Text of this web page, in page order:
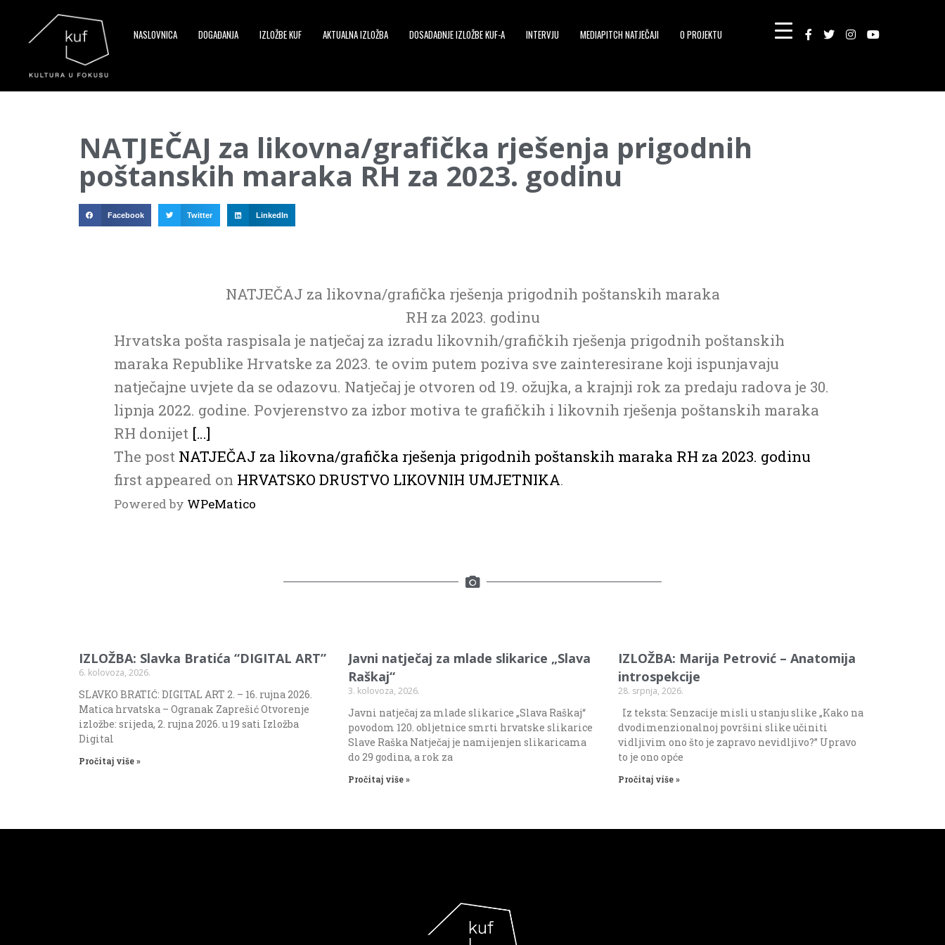
NASLOVNICA DOGAĐANJA IZLOŽBE KUF AKTUALNA IZLOŽBA DOSADAĐNJE IZLOŽBE KUF-A INTERVJU MEDIAPITCH NATJEČAJI O PROJEKTU
NATJEČAJ za likovna/grafička rješenja prigodnih
poštanskih maraka RH za 2023. godinu
Facebook Twitter LinkedIn
NATJEČAJ za likovna/grafička rješenja prigodnih poštanskih maraka
RH za 2023. godinu
Hrvatska pošta raspisala je natječaj za izradu likovnih/grafičkih rješenja prigodnih poštanskih
maraka Republike Hrvatske za 2023. te ovim putem poziva sve zainteresirane koji ispunjavaju
natječajne uvjete da se odazovu. Natječaj je otvoren od 19. ožujka, a krajnji rok za predaju radova je 30.
lipnja 2022. godine. Povjerenstvo za izbor motiva te grafičkih i likovnih rješenja poštanskih maraka
RH donijet […]
The post NATJEČAJ za likovna/grafička rješenja prigodnih poštanskih maraka RH za 2023. godinu
first appeared on HRVATSKO DRUSTVO LIKOVNIH UMJETNIKA.
Powered by WPeMatico
IZLOŽBA: Slavka Bratića “DIGITAL ART”
6. kolovoza, 2026.
SLAVKO BRATIĆ: DIGITAL ART 2. – 16. rujna 2026.
Matica hrvatska – Ogranak Zaprešić Otvorenje
izložbe: srijeda, 2. rujna 2026. u 19 sati Izložba
Digital
Pročitaj više »
Javni natječaj za mlade slikarice „Slava
Raškaj“
3. kolovoza, 2026.
Javni natječaj za mlade slikarice „Slava Raškaj“
povodom 120. obljetnice smrti hrvatske slikarice
Slave Raška Natječaj je namijenjen slikaricama
do 29 godina, a rok za
Pročitaj više »
IZLOŽBA: Marija Petrović – Anatomija
introspekcije
28. srpnja, 2026.
Iz teksta: Senzacije misli u stanju slike „Kako na
dvodimenzionalnoj površini slike učiniti
vidljivim ono što je zapravo nevidljivo?” Upravo
to je ono opće
Pročitaj više »